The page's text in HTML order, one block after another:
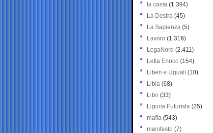
la casta (1.394)
La Destra (45)
La Sapienza (5)
Lavoro (1.316)
LegaNord (2.411)
Letta Enrico (154)
Liberi e Uguali (10)
Libia (68)
Libri (33)
Liguria Futurista (25)
mafia (543)
manifesto (7)